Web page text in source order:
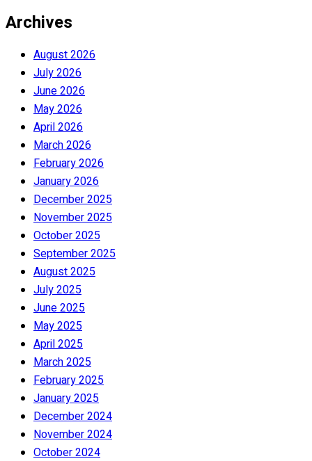
Archives
August 2026
July 2026
June 2026
May 2026
April 2026
March 2026
February 2026
January 2026
December 2025
November 2025
October 2025
September 2025
August 2025
July 2025
June 2025
May 2025
April 2025
March 2025
February 2025
January 2025
December 2024
November 2024
October 2024